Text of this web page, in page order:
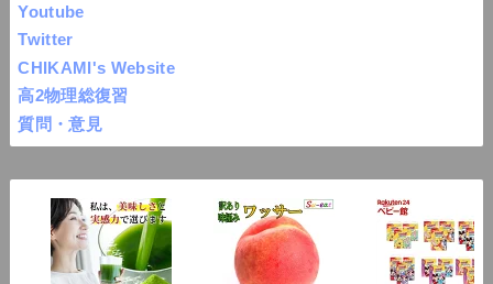
Youtube
Twitter
CHIKAMI's Website
高2物理総復習
質問・意見